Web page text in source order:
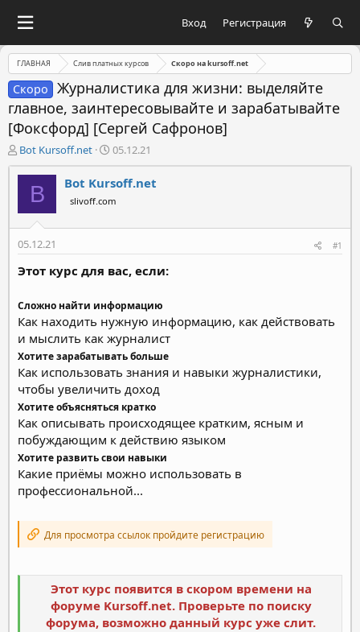
Вход Регистрация
ГЛАВНАЯ Слив платных курсов Скоро на kursoff.net
Скоро
Журналистика для жизни: выделяйте
главное, заинтересовывайте и зарабатывайте
[Фоксфорд] [Сергей Сафронов]
А
в
т
м
ы
Bot Kursoff.net
Д
а
т
а
н
а
а
05.12.21
B Bot Kursoff.net
slivoff.com
05.12.21 #1
Этот курс для вас, если:
Сложно найти информацию
Как находить нужную информацию, как действовать
и мыслить как журналист
Хотите зарабатывать больше
Как использовать знания и навыки журналистики,
чтобы увеличить доход
Хотите объясняться кратко
Как описывать происходящее кратким, ясным и
побуждающим к действию языком
Хотите развить свои навыки
Какие приёмы можно использовать в
профессиональной...
Для просмотра ссылок пройдите регистрацию
Этот курс появится в скором времени на
форуме Kursoff.net. Проверьте по поиску
форума, возможно данный курс уже слит.